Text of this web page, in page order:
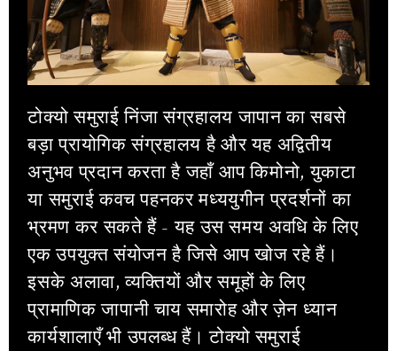
टोक्यो समुराई निंजा संग्रहालय जापान का सबसे
बड़ा प्रायोगिक संग्रहालय है और यह अद्वितीय
अनुभव प्रदान करता है जहाँ आप किमोनो, युकाटा
या समुराई कवच पहनकर मध्ययुगीन प्रदर्शनों का
भ्रमण कर सकते हैं - यह उस समय अवधि के लिए
एक उपयुक्त संयोजन है जिसे आप खोज रहे हैं।
इसके अलावा, व्यक्तियों और समूहों के लिए
प्रामाणिक जापानी चाय समारोह और ज़ेन ध्यान
कार्यशालाएँ भी उपलब्ध हैं। टोक्यो समुराई